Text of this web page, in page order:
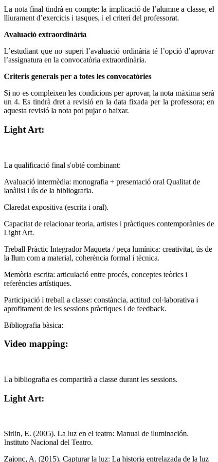
La nota final tindrà en compte: la implicació de l’alumne a classe, el
lliurament d’exercicis i tasques, i el criteri del professorat.
Avaluació extraordinària
L’estudiant que no superi l’avaluació ordinària té l’opció d’aprovar
l’assignatura en la convocatòria extraordinària.
Criteris generals per a totes les convocatòries
Si no es compleixen les condicions per aprovar, la nota màxima serà
un 4. Es tindrà dret a revisió en la data fixada per la professora; en
aquesta revisió la nota pot pujar o baixar.
Light Art:
La qualificació final s'obté combinant:
Avaluació intermèdia: monografia + presentació oral Qualitat de
lanàlisi i ús de la bibliografia.
Claredat expositiva (escrita i oral).
Capacitat de relacionar teoria, artistes i pràctiques contemporànies de
Light Art.
Treball Pràctic Integrador Maqueta / peça lumínica: creativitat, ús de
la llum com a material, coherència formal i tècnica.
Memòria escrita: articulació entre procés, conceptes teòrics i
referències artístiques.
Participació i treball a classe: constància, actitud col·laborativa i
aprofitament de les sessions pràctiques i de feedback.
Bibliografia bàsica:
Video mapping:
La bibliografia es compartirà a classe durant les sessions.
Light Art:
Sirlin, E. (2005). La luz en el teatro: Manual de iluminación.
Instituto Nacional del Teatro.
Zajonc, A. (2015). Capturar la luz: La historia entrelazada de la luz